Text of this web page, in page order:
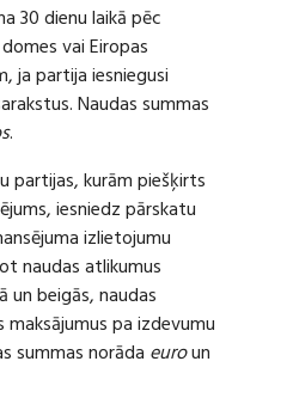
30 dienu laikā pēc
vai Eiropas
ja partija iesniegusi
Naudas summas
.
partijas, kurām piešķirts
iesniedz pārskatu
izlietojumu
naudas atlikumus
un beigās, naudas
maksājumus pa izdevumu
summas norāda euroun